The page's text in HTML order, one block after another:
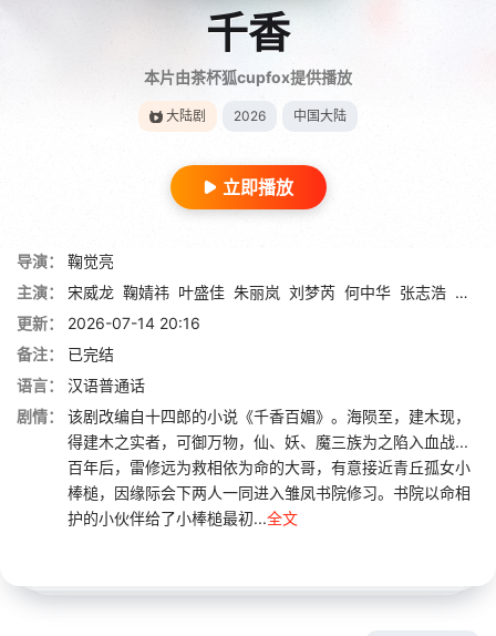
千香
本片由茶杯狐cupfox提供播放
大陆剧 2026 中国大陆
立即播放
导演：
鞠觉亮
主演：
宋威龙 鞠婧祎 叶盛佳 朱丽岚 刘梦芮 何中华 张志浩 林艾
更新：
2026-07-14 20:16
备注：
已完结
语言：
汉语普通话
剧情：
该剧改编自十四郎的小说《千香百媚》。海陨至，建木现，
得建木之实者，可御万物，仙、妖、魔三族为之陷入血战...
百年后，雷修远为救相依为命的大哥，有意接近青丘孤女小
棒槌，因缘际会下两人一同进入雏凤书院修习。书院以命相
护的小伙伴给了小棒槌最初...全文